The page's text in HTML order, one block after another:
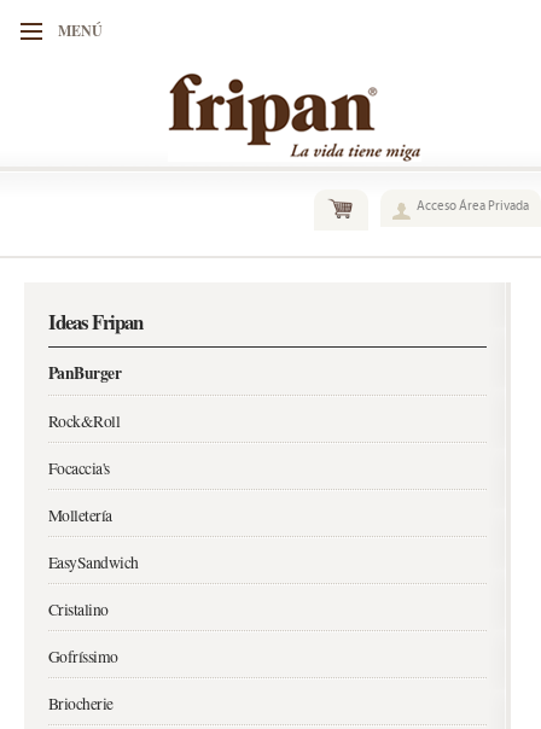
MENÚ
Acceso Área Privada
Ideas Fripan
PanBurger
Rock&Roll
Focaccia's
Molletería
EasySandwich
Cristalino
Gofríssimo
Briocherie